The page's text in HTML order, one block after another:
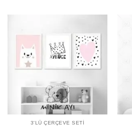
3'LÜ ÇERÇEVE SETI